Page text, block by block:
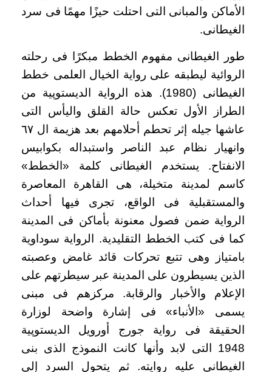
الأماكن والمبانى التى احتلت حيزًا مهمًا فى سرد
الغيطانى.
طور الغيطانى مفهوم الخطط مبكرًا فى رحلته
الروائية ليطبقه على رواية الخيال العلمى خطط
الغيطانى (1980). هذه الرواية الديستوپية من
الطراز الأول تعكس حالة القلق واليأس التى
عاشها جيله إثر تحطم أحلامهم بعد هزيمة ال ٦٧
وانهيار نظام عبد الناصر واستبداله بكوابيس
الانفتاح. يستخدم الغيطانى كلمة «الخطط»
كاسم لمدينة متخيلة، هى القاهرة المعاصرة
والمستقبلية فى الواقع، تجرى فيها أحداث
الرواية ضمن فصول معنونة بأماكن فى المدينة
كما فى كتب الخطط التقليدية. الرواية سوداوية
بامتياز وهى تتبع تحركات قائد غامض وعصبته
الذين يسيطرون على المدينة عبر سيطرتهم على
الإعلام والأخبار والرقابة. مركزهم فى مبنى
يسمى «الأنباء» فى إشارة واضحة لوزارة
الحقيقة فى رواية جورج أورويل الديستوپية
1948 التى لابد وأنها كانت النموذج الذى بنى
الغيطانى عليه روايته. ثم يتحول السرد إلى